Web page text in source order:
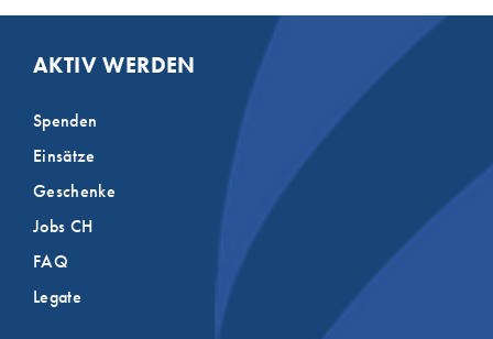
AKTIV WERDEN
Spenden
Einsätze
Geschenke
Jobs CH
FAQ
Legate